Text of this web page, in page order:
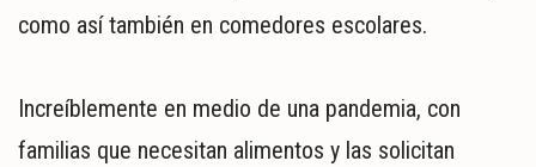
como así también en comedores escolares.
Increíblemente en medio de una pandemia, con
familias que necesitan alimentos y las solicitan